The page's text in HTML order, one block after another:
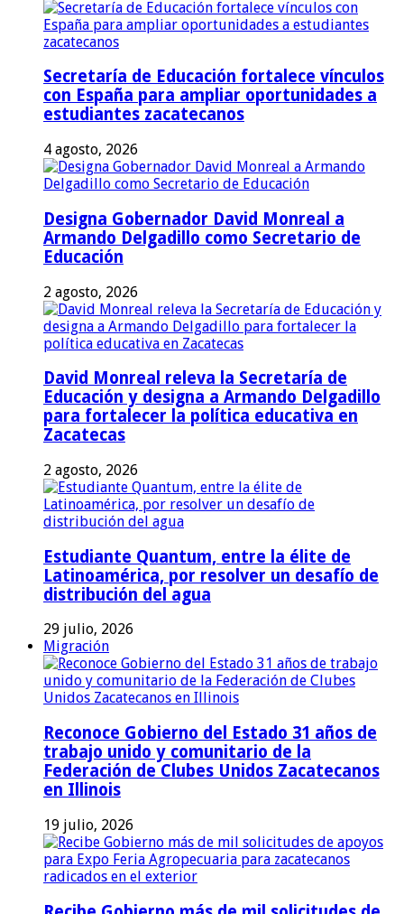
Secretaría de Educación fortalece vínculos
con España para ampliar oportunidades a
estudiantes zacatecanos
4 agosto, 2026
Designa Gobernador David Monreal a
Armando Delgadillo como Secretario de
Educación
2 agosto, 2026
David Monreal releva la Secretaría de
Educación y designa a Armando Delgadillo
para fortalecer la política educativa en
Zacatecas
2 agosto, 2026
Estudiante Quantum, entre la élite de
Latinoamérica, por resolver un desafío de
distribución del agua
29 julio, 2026
Migración
Reconoce Gobierno del Estado 31 años de
trabajo unido y comunitario de la
Federación de Clubes Unidos Zacatecanos
en Illinois
19 julio, 2026